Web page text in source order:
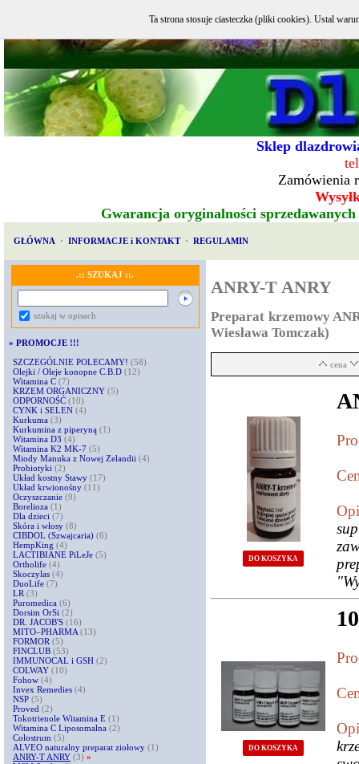
Sklep
Zamówienia
Gwarancja oryginalności
GŁÓWNA · INFORMACJE i KONTAKT · REGULAMIN
.:: SZUKAJ ::.
szukaj w opisach
» PROMOCJE !!!
SZCZEGÓLNIE POLECAMY! (58)
Olejki / Oleje konopne C.B.D (12)
Witamina C (7)
KRZEM ORGANICZNY (5)
ODPORNOŚĆ (10)
CYNK i SELEN (4)
Kurkuma (3)
Kurkumina z piperyną (1)
Witamina D3 (4)
Witamina K2 MK-7 (5)
Miody Manuka z Nowej Zelandii (4)
Probiotyki (2)
Układ kostny Stawy (17)
Układ krwionośny (11)
Oczyszczanie (9)
Borelioza (1)
Dla dzieci (7)
Skóra i włosy (8)
CIBDOL (Szwajcaria) (6)
HempKing (4)
LACTIBIANE PiLeJe (5)
Ortholife (4)
Skoczylas (4)
DuoLife (7)
LR (3)
Puromedica (6)
Dorsim OrSi (2)
DR. JACOB'S (16)
MITO–PHARMA (13)
FORMOR (5)
FINCLUB (53)
IMMUNOCAL i GSH (2)
COLWAY (10)
Fohow (4)
Invex Remedies (4)
NSP (5)
Proved (2)
Tokotrienole Witamina E (1)
Witamina C Liposomalna (2)
Colostrum (5)
ALVEO naturalny preparat ziołowy (1)
ANRY-T ANRY (3) »
ANRY-T ANRY
Preparat krzemowy
Wiesława Tomczak)
cena
DO KOSZYKA
DO KOSZYKA
Ta strona stosuje ciasteczka (pliki cookies). Ustal